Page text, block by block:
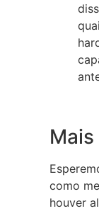
como
houver